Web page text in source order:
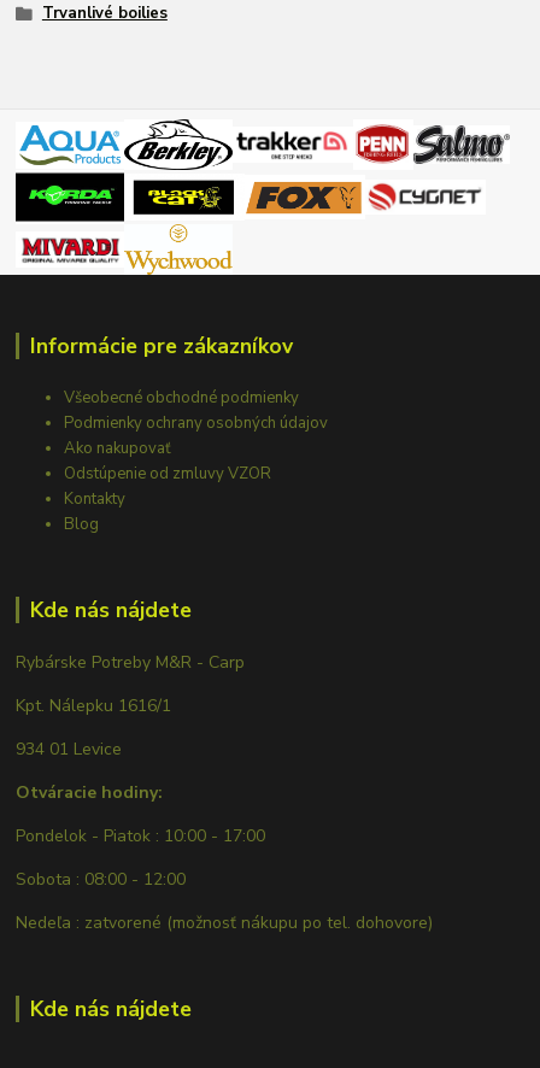
Trvanlivé boilies
Informácie pre zákazníkov
Všeobecné obchodné podmienky
Podmienky ochrany osobných údajov
Ako nakupovať
Odstúpenie od zmluvy VZOR
Kontakty
Blog
Kde nás nájdete
Rybárske Potreby M&R - Carp
Kpt. Nálepku 1616/1
934 01 Levice
Otváracie hodiny:
Pondelok - Piatok : 10:00 - 17:00
Sobota : 08:00 - 12:00
Nedeľa : zatvorené (možnosť nákupu po tel. dohovore)
Kde nás nájdete